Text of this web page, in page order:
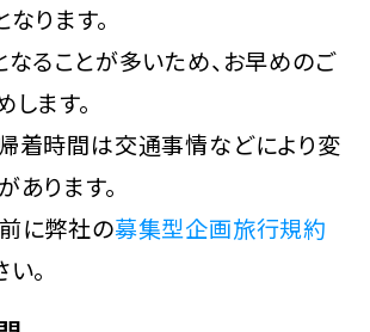
ります。
ることが多いため、お早めのご
ます。
着時間は交通事情などにより変
ります。
に弊社の募集型企画旅行規約
。